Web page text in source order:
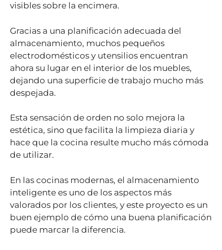
visibles sobre la encimera.
Gracias a una planificación adecuada del
almacenamiento, muchos pequeños
electrodomésticos y utensilios encuentran
ahora su lugar en el interior de los muebles,
dejando una superficie de trabajo mucho más
despejada.
Esta sensación de orden no solo mejora la
estética, sino que facilita la limpieza diaria y
hace que la cocina resulte mucho más cómoda
de utilizar.
En las cocinas modernas, el almacenamiento
inteligente es uno de los aspectos más
valorados por los clientes, y este proyecto es un
buen ejemplo de cómo una buena planificación
puede marcar la diferencia.